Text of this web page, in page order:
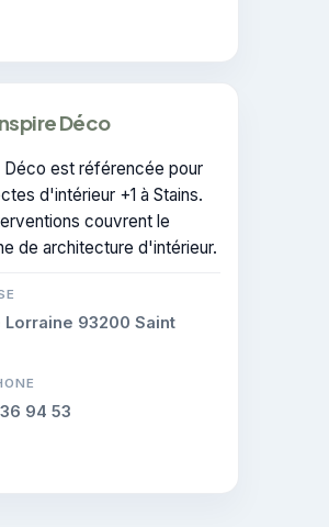
Déco
Déco est référencée pour
d'intérieur +1 à Stains.
couvrent le
de architecture d'intérieur.
Lorraine 93200 Saint
94 53